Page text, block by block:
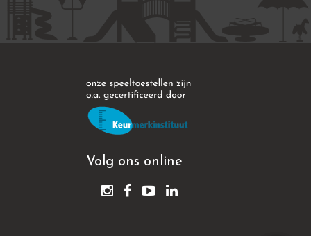
Volg ons online